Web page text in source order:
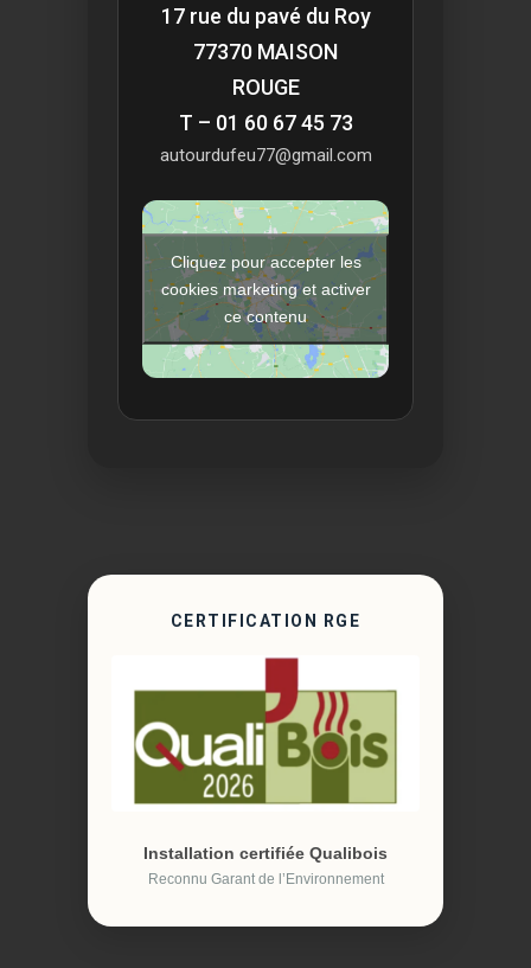
17 rue du pavé du Roy
77370 MAISON
ROUGE
T – 01 60 67 45 73
autourdufeu77@gmail.com
Cliquez pour accepter les
cookies marketing et activer
ce contenu
CERTIFICATION RGE
Installation certifiée Qualibois
Reconnu Garant de l’Environnement